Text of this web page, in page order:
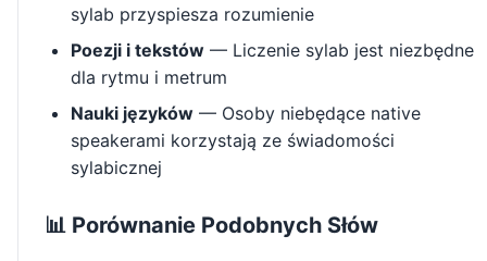
sylab przyspiesza rozumienie
Poezji i tekstów — Liczenie sylab jest niezbędne
dla rytmu i metrum
Nauki języków — Osoby niebędące native
speakerami korzystają ze świadomości
sylabicznej
📊 Porównanie Podobnych Słów